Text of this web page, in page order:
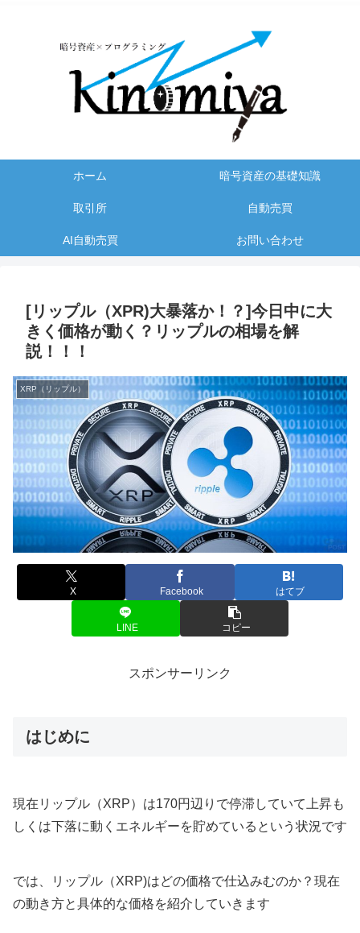
ホーム 暗号資産の基礎知識
取引所 自動売買
AI自動売買 お問い合わせ
[リップル（XPR)大暴落か！？]今日中に大
きく価格が動く？リップルの相場を解
説！！！
XRP（リップル）
X Facebook はてブ
LINE コピー
スポンサーリンク
はじめに
現在リップル（XRP）は170円辺りで停滞していて上昇も
しくは下落に動くエネルギーを貯めているという状況です
では、リップル（XRP)はどの価格で仕込みむのか？現在
の動き方と具体的な価格を紹介していきます